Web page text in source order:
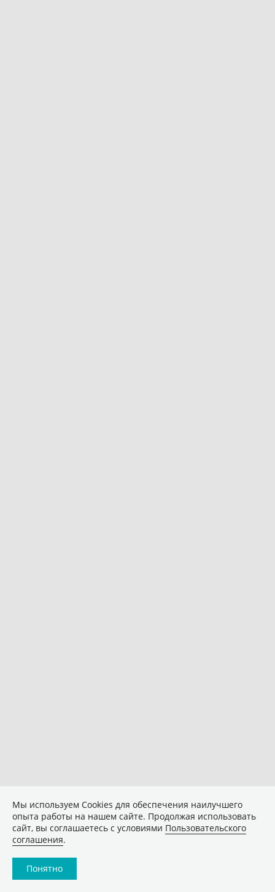
Мы используем Сookies для обеспечения наилучшего
опыта работы на нашем сайте. Продолжая использовать
сайт, вы соглашаетесь с условиями Пользовательского
соглашения.
Понятно